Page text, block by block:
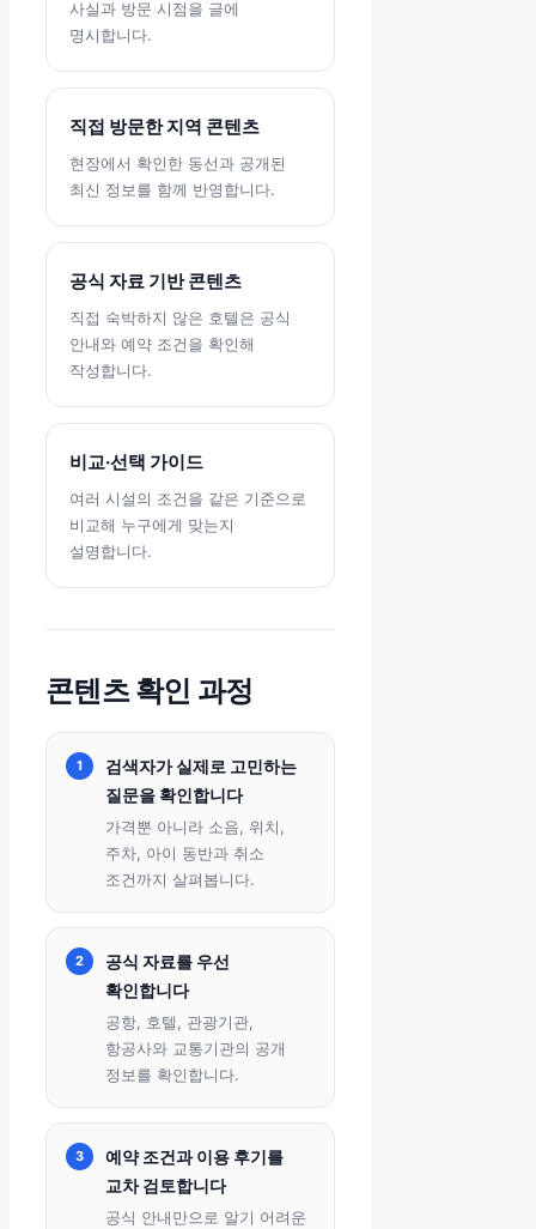
사실과 방문 시점을 글에
명시합니다.
직접 방문한 지역 콘텐츠
현장에서 확인한 동선과 공개된
최신 정보를 함께 반영합니다.
공식 자료 기반 콘텐츠
직접 숙박하지 않은 호텔은 공식
안내와 예약 조건을 확인해
작성합니다.
비교·선택 가이드
여러 시설의 조건을 같은 기준으로
비교해 누구에게 맞는지
설명합니다.
콘텐츠 확인 과정
1
검색자가 실제로 고민하는
질문을 확인합니다
가격뿐 아니라 소음, 위치,
주차, 아이 동반과 취소
조건까지 살펴봅니다.
2
공식 자료를 우선
확인합니다
공항, 호텔, 관광기관,
항공사와 교통기관의 공개
정보를 확인합니다.
3
예약 조건과 이용 후기를
교차 검토합니다
공식 안내만으로 알기 어려운